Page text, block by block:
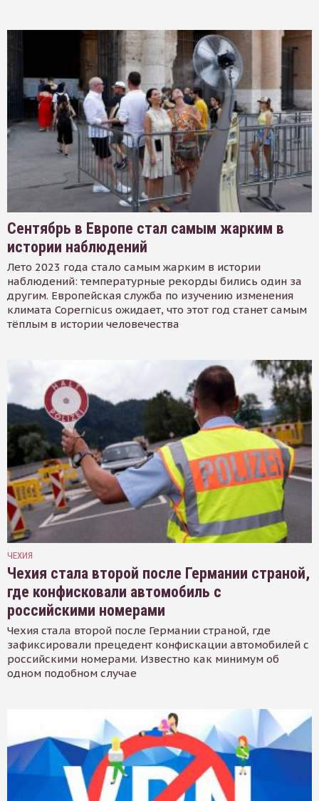
Сентябрь в Европе стал самым жарким в
истории наблюдений
Лето 2023 года стало самым жарким в истории
наблюдений: температурные рекорды бились один за
другим. Европейская служба по изучению изменения
климата Copernicus ожидает, что этот год станет самым
тёплым в истории человечества
ЧЕХИЯ
Чехия стала второй после Германии страной,
где конфисковали автомобиль с
российскими номерами
Чехия стала второй после Германии страной, где
зафиксировали прецедент конфискации автомобилей с
российскими номерами. Известно как минимум об
одном подобном случае